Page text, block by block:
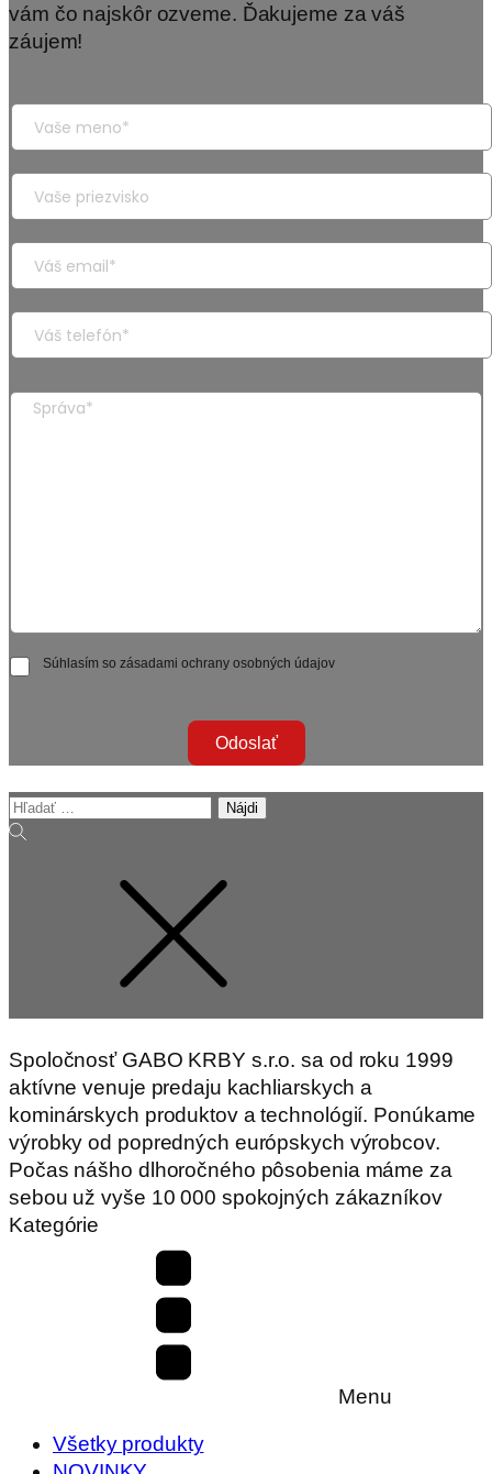
vám čo najskôr ozveme. Ďakujeme za váš
záujem!
Súhlasím so zásadami ochrany osobných údajov
Odoslať
Hľadať:
Spoločnosť GABO KRBY s.r.o. sa od roku 1999
aktívne venuje predaju kachliarskych a
kominárskych produktov a technológií. Ponúkame
výrobky od popredných európskych výrobcov.
Počas nášho dlhoročného pôsobenia máme za
sebou už vyše 10 000 spokojných zákazníkov
Kategórie
Menu
Všetky produkty